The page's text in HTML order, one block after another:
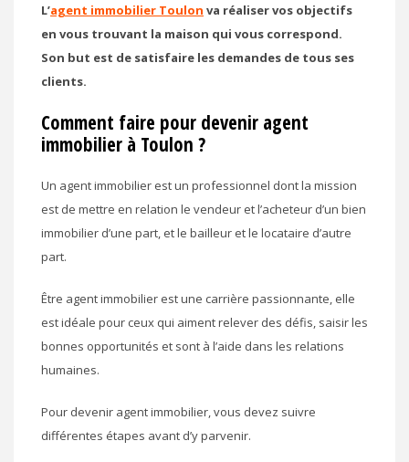
L’agent immobilier Toulon va réaliser vos objectifs
en vous trouvant la maison qui vous correspond.
Son but est de satisfaire les demandes de tous ses
clients.
Comment faire pour devenir agent
immobilier à Toulon ?
Un agent immobilier est un professionnel dont la mission
est de mettre en relation le vendeur et l’acheteur d’un bien
immobilier d’une part, et le bailleur et le locataire d’autre
part.
Être agent immobilier est une carrière passionnante, elle
est idéale pour ceux qui aiment relever des défis, saisir les
bonnes opportunités et sont à l’aide dans les relations
humaines.
Pour devenir agent immobilier, vous devez suivre
différentes étapes avant d’y parvenir.